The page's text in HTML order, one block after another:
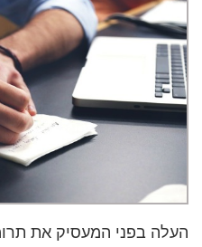
העלה בפני המעסיק את